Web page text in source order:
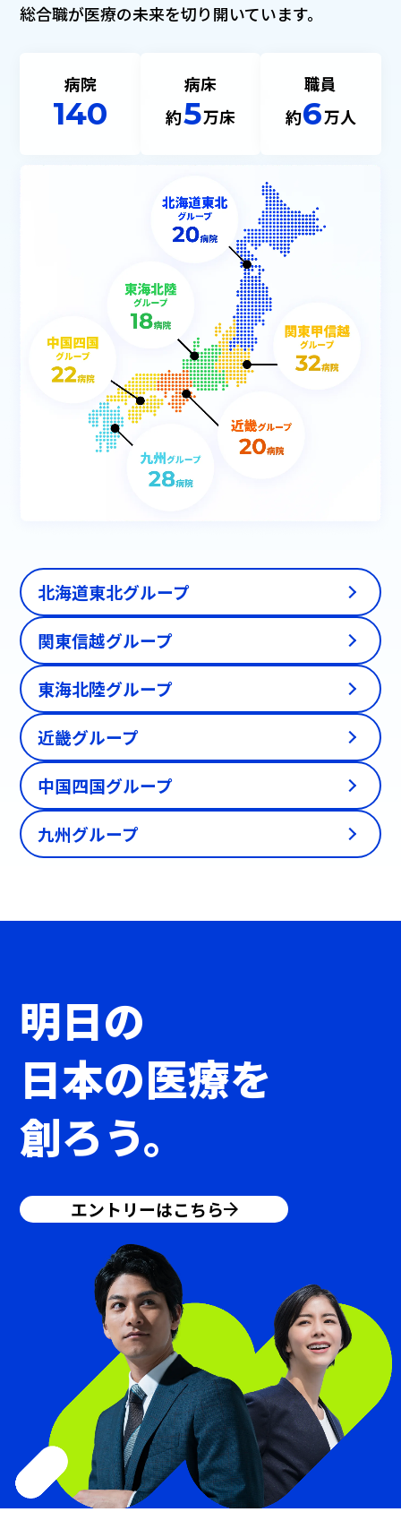
総合職が医療の未来を切り開いています。
病院
140
病床
約5万床
職員
約6万人
北海道東北グループ
関東信越グループ
東海北陸グループ
近畿グループ
中国四国グループ
九州グループ
明日の
日本の医療を
創ろう。
エントリーはこちら